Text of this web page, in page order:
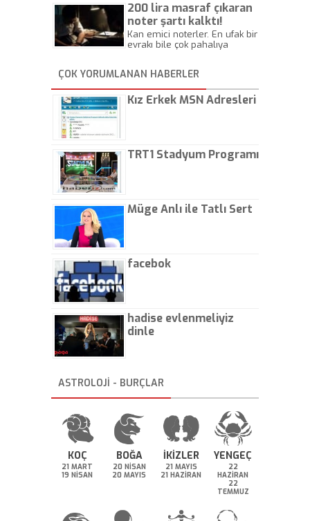
200 lira masraf çıkaran
noter şartı kalktı!
Kan emici noterler. En ufak bir
evrakı bile çok pahalıya
kaptırıyorsunuz. - Kayhan
Gezenti
ÇOK YORUMLANAN HABERLER
Kız Erkek MSN Adresleri
TRT1 Stadyum Programı
Müge Anlı ile Tatlı Sert
facebok
hadise evlenmeliyiz
dinle
ASTROLOJİ - BURÇLAR
KOÇ
21 MART
19 NİSAN
BOĞA
20 NİSAN
20 MAYIS
İKİZLER
21 MAYIS
21 HAZİRAN
YENGEÇ
22
HAZİRAN
22
TEMMUZ